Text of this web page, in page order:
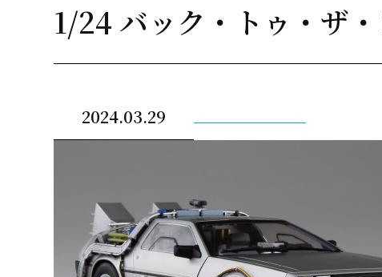
1/24 バック・トゥ・ザ
2024.03.29